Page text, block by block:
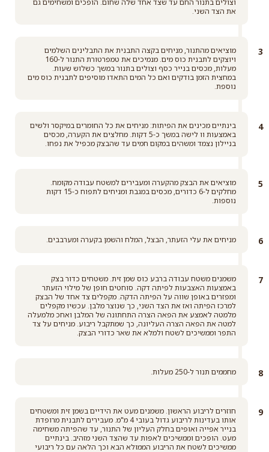
את הצד השני.
מוציאים מהתנור, מניחים בקצה התבנית את התבלינים השלמים
ויוצקים לתבנית כוס מים. מנמיכים את טמפרטורת התנור ל-160
מעלות, מכסים בנייר כסף וצולים בתנור במשך כשלוש שעות.
במחצית הזמן בודקים ואם כל המים התאדו מוסיפים לתבנית כוס מים
נוספת.
בינתיים מכינים את הפיתות: מניחים את כל החומרים במיקסר ולשים
באמצעות וו לישה במשך כ-5 דקות. מחלצים את הקערה, מכסים
בניילון נצמד ומשהים במקום חמים עד שהבצק מכפיל את נפחו.
מוציאים את הבצק מהקערה ומעבירים למשטח עבודה מקומח.
מחלקים ל-6 כדורים, מכסים במגבת ומניחים לתפוח כ-15 דקות
נוספות.
מניחים את עלי הזעתר, הבצל, המלח והשמן בקערה ומערבבים.
משמנים משטח עבודה ברבע כוס שמן זית. משטחים כדור בצק
באמצעות האצבעות לפיתה דקה. סוחטים חופן של מילוי הזעתר
ומפזרים באופן שווה על הפיתה הדקה. מקפלים צד אחד של הבצק
למרכז הפיתה ואז את הצד השני, כך שנוצר מלבן. עכשיו מקפלים
מלמטה לאמצע את הפאה הצרה התחתונה של המלבן ואחכ מלמעלה
למטה את הפאה הצרה העליונה, כך שמתקבל ריבוע. מניחים על צד
התפר וממשיכים לשטח ולמלא את שאר כדורי הבצק.
מחממים תנור ל-250 מעלות.
חוזרים לריבוע הראשון. משמנים מעט את הידיים בשמן זית ומשטחים
אותו בעדינות לריבוע גדול בעובי 4 מ"מ. מעבירים לתבנית מרופדת
בנייר אפייה ואופים בחלק העליון של התנור, עד שהפיתה משחימה
מעט. הופכים וממשיכים לאפות עד שהצד השני מזהיב. בינתיים
ממשיכים לשטח את הריבוע הממולא הבא וכך הלאה עם כל ריבועי